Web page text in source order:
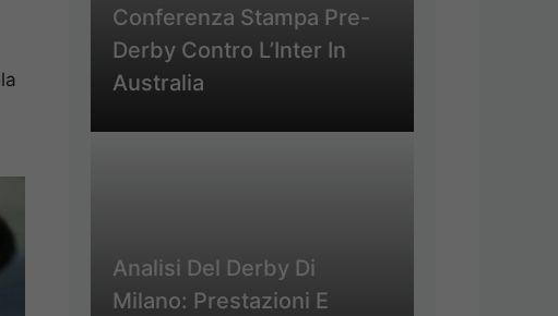
Conferenza Stampa Pre-
Derby Contro L’Inter In
Australia
Analisi Del Derby Di
Milano: Prestazioni E